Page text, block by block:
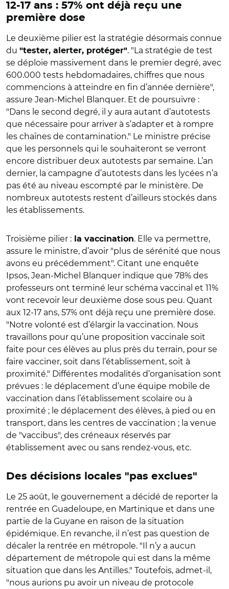
12-17 ans : 57% ont déjà reçu une
première dose
Le deuxième pilier est la stratégie désormais connue
du "tester, alerter, protéger". "La stratégie de test
se déploie massivement dans le premier degré, avec
600.000 tests hebdomadaires, chiffres que nous
commencions à atteindre en fin d’année dernière",
assure Jean-Michel Blanquer. Et de poursuivre :
"Dans le second degré, il y aura autant d’autotests
que nécessaire pour arriver à s’adapter et à rompre
les chaînes de contamination." Le ministre précise
que les personnels qui le souhaiteront se verront
encore distribuer deux autotests par semaine. L’an
dernier, la campagne d’autotests dans les lycées n’a
pas été au niveau escompté par le ministère. De
nombreux autotests restent d’ailleurs stockés dans
les établissements.
Troisième pilier : la vaccination. Elle va permettre,
assure le ministre, d’avoir "plus de sérénité que nous
avons eu précédemment". Citant une enquête
Ipsos, Jean-Michel Blanquer indique que 78% des
professeurs ont terminé leur schéma vaccinal et 11%
vont recevoir leur deuxième dose sous peu. Quant
aux 12-17 ans, 57% ont déjà reçu une première dose.
"Notre volonté est d’élargir la vaccination. Nous
travaillons pour qu’une proposition vaccinale soit
faite pour ces élèves au plus près du terrain, pour se
faire vacciner, soit dans l’établissement, soit à
proximité." Différentes modalités d’organisation sont
prévues : le déplacement d’une équipe mobile de
vaccination dans l’établissement scolaire ou à
proximité ; le déplacement des élèves, à pied ou en
transport, dans les centres de vaccination ; la venue
de "vaccibus", des créneaux réservés par
établissement avec ou sans rendez-vous, etc.
Des décisions locales "pas exclues"
Le 25 août, le gouvernement a décidé de reporter la
rentrée en Guadeloupe, en Martinique et dans une
partie de la Guyane en raison de la situation
épidémique. En revanche, il n’est pas question de
décaler la rentrée en métropole. "Il n’y a aucun
département de métropole qui est dans la même
situation que dans les Antilles." Toutefois, admet-il,
"nous aurions pu avoir un niveau de protocole